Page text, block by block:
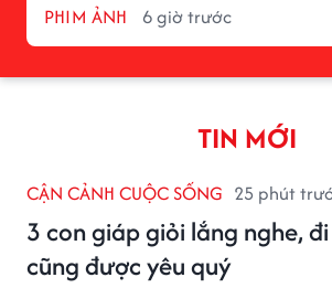
PHIM ẢNH 6 giờ trước
TIN MỚI
CẬN CẢNH CUỘC SỐNG 25 phút
3 con giáp giỏi lắng nghe,
cũng được yêu quý